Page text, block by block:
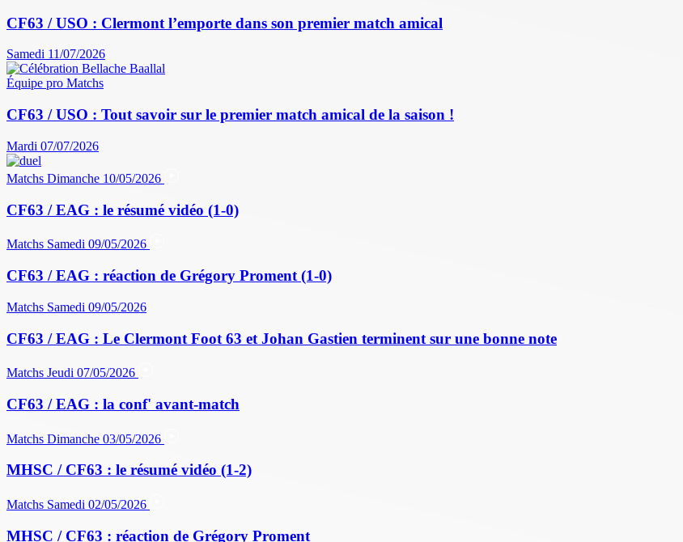
CF63 / USO : Clermont l’emporte dans son premier match amical
Samedi 11/07/2026
Équipe pro Matchs
CF63 / USO : Tout savoir sur le premier match amical de la saison !
Mardi 07/07/2026
Matchs Dimanche 10/05/2026
CF63 / EAG : le résumé vidéo (1-0)
Matchs Samedi 09/05/2026
CF63 / EAG : réaction de Grégory Proment (1-0)
Matchs Samedi 09/05/2026
CF63 / EAG : Le Clermont Foot 63 et Johan Gastien terminent sur une bonne note
Matchs Jeudi 07/05/2026
CF63 / EAG : la conf' avant-match
Matchs Dimanche 03/05/2026
MHSC / CF63 : le résumé vidéo (1-2)
Matchs Samedi 02/05/2026
MHSC / CF63 : réaction de Grégory Proment